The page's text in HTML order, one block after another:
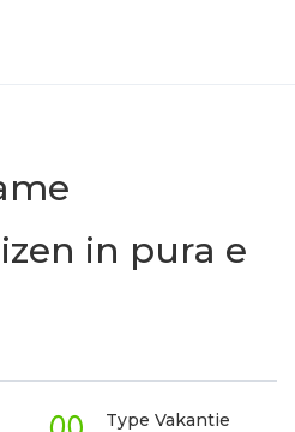
in pura e
Type Vakantie